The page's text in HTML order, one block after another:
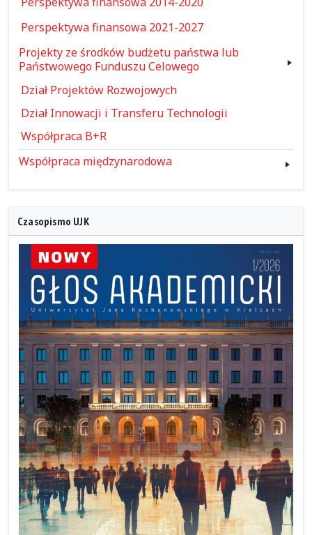
Perspektywa finansowa 2021-2027
Projekty ze środków budżetu państwa lub
Państwowego Funduszu Celowego
Dział Projektów Rozwojowych
Dział Innowacji i Transferu Technologii
Współpraca B+R
Współpraca międzynarodowa
Czasopismo UJK